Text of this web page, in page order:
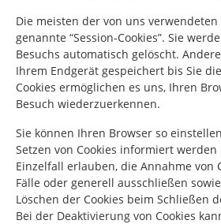
Die meisten der von uns verwendeten
genannte “Session-Cookies”. Sie
Besuchs automatisch gelöscht.
Ihrem Endgerät gespeichert bis Sie
Cookies ermöglichen es uns, Ihren
Besuch wiederzuerkennen.
Sie können Ihren Browser so
Setzen von Cookies informiert
Einzelfall erlauben, die Annahme von
Fälle oder generell ausschließen
Löschen der Cookies beim Schließen
Bei der Deaktivierung von Cookies